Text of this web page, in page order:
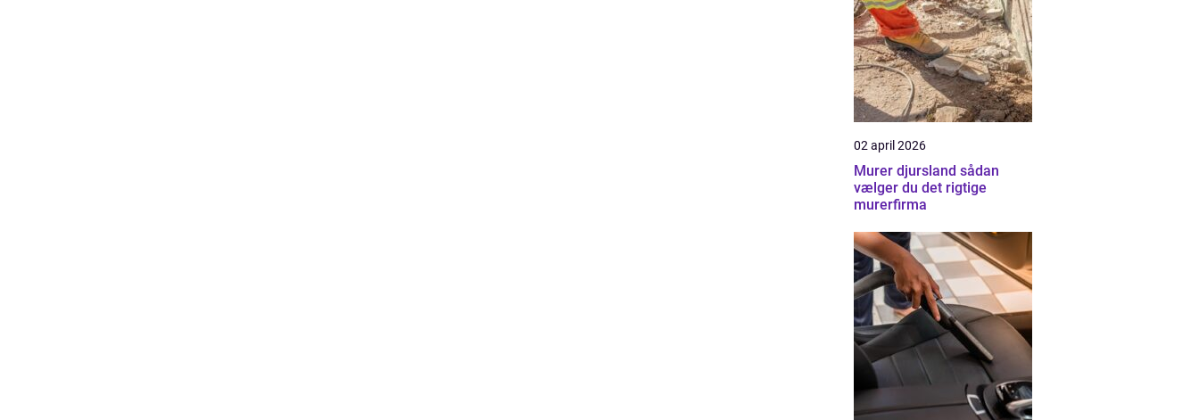
02 april 2026
Murer djursland sådan
vælger du det rigtige
murerfirma